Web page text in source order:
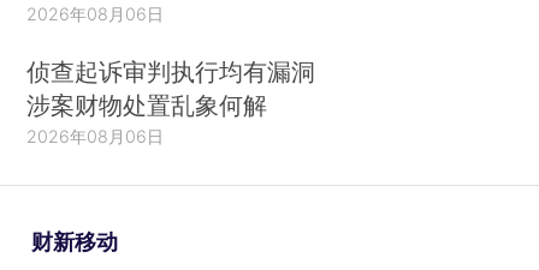
2026年08月06日
侦查起诉审判执行均有漏洞
涉案财物处置乱象何解
2026年08月06日
财新移动